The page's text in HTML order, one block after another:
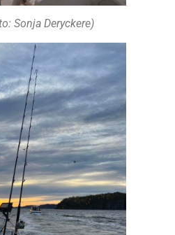
Deryckere)